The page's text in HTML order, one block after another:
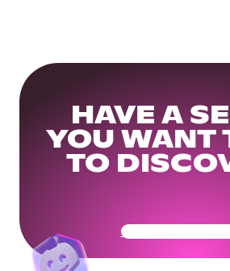
HAVE A
YOU WANT
TO
Get Your